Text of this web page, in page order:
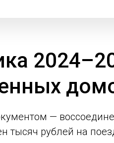
—
тысяч рублей на